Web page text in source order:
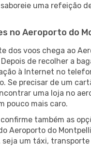
uma refeição
no Aeroporto do
dos voos chega ao
de recolher a
à Internet no
Se precisar de um
uma loja no
pouco mais caro.
também as
Aeroporto do
seja um táxi, transporte